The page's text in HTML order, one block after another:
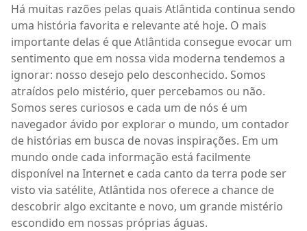
Há muitas razões pelas quais Atlântida continua sendo
uma história favorita e relevante até hoje. O mais
importante delas é que Atlântida consegue evocar um
sentimento que em nossa vida moderna tendemos a
ignorar: nosso desejo pelo desconhecido. Somos
atraídos pelo mistério, quer percebamos ou não.
Somos seres curiosos e cada um de nós é um
navegador ávido por explorar o mundo, um contador
de histórias em busca de novas inspirações. Em um
mundo onde cada informação está facilmente
disponível na Internet e cada canto da terra pode ser
visto via satélite, Atlântida nos oferece a chance de
descobrir algo excitante e novo, um grande mistério
escondido em nossas próprias águas.